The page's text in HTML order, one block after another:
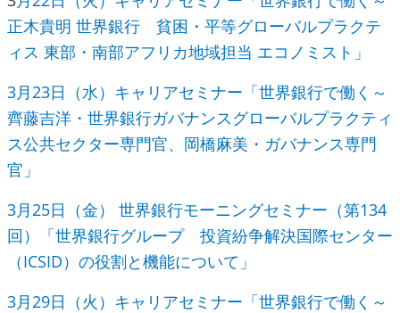
正木貴明 世界銀行 貧困・平等グローバルプラクテ
ィス 東部・南部アフリカ地域担当 エコノミスト」
3月23日（水）キャリアセミナー「世界銀行で働く～
齊藤吉洋・世界銀行ガバナンスグローバルプラクティ
ス公共セクター専門官、岡橋麻美・ガバナンス専門
官」
3月25日（金） 世界銀行モーニングセミナー（第134
回）「世界銀行グループ 投資紛争解決国際センター
（ICSID）の役割と機能について」
3月29日（火）キャリアセミナー「世界銀行で働く～